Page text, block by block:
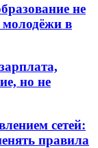
не
молодёжи в
но не
сетей:
правила